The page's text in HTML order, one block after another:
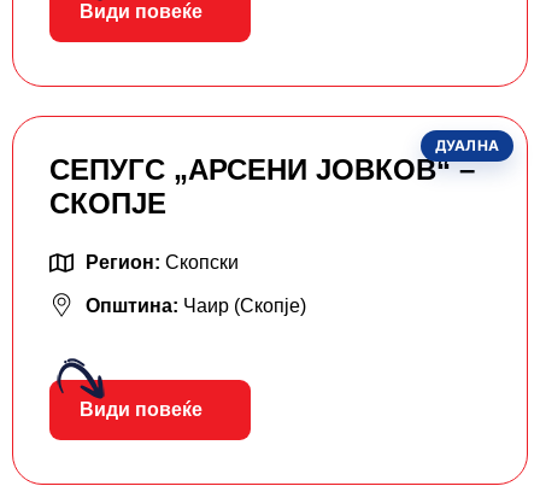
Види повеќе
ДУАЛНА
СЕПУГС „АРСЕНИ ЈОВКОВ“ –
СКОПЈЕ
Регион: Скопски
Општина: Чаир (Скопје)
Види повеќе